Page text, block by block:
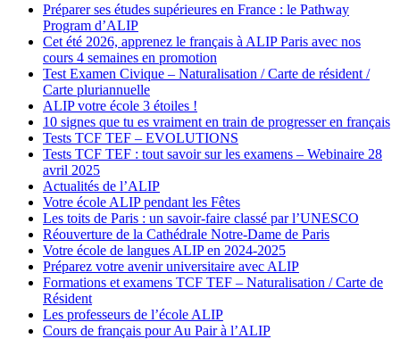
Préparer ses études supérieures en France : le Pathway
Program d’ALIP
Cet été 2026, apprenez le français à ALIP Paris avec nos
cours 4 semaines en promotion
Test Examen Civique – Naturalisation / Carte de résident /
Carte pluriannuelle
ALIP votre école 3 étoiles !
10 signes que tu es vraiment en train de progresser en français
Tests TCF TEF – EVOLUTIONS
Tests TCF TEF : tout savoir sur les examens – Webinaire 28
avril 2025
Actualités de l’ALIP
Votre école ALIP pendant les Fêtes
Les toits de Paris : un savoir-faire classé par l’UNESCO
Réouverture de la Cathédrale Notre-Dame de Paris
Votre école de langues ALIP en 2024-2025
Préparez votre avenir universitaire avec ALIP
Formations et examens TCF TEF – Naturalisation / Carte de
Résident
Les professeurs de l’école ALIP
Cours de français pour Au Pair à l’ALIP